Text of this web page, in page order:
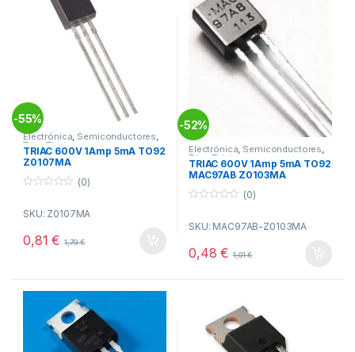
-55%
Electrónica, Semiconductores,
Triac Tiristores
TRIAC 600V 1Amp 5mA TO92
Z0107MA
u
f
(0)
SKU: Z0107MA
0,81€ 1,79€
-52%
Electrónica, Semiconductores,
Triac Tiristores
TRIAC 600V 1Amp 5mA TO92
MAC97AB Z0103MA
u
f
(0)
SKU: MAC97AB-Z0103MA
0,48€ 1,01€